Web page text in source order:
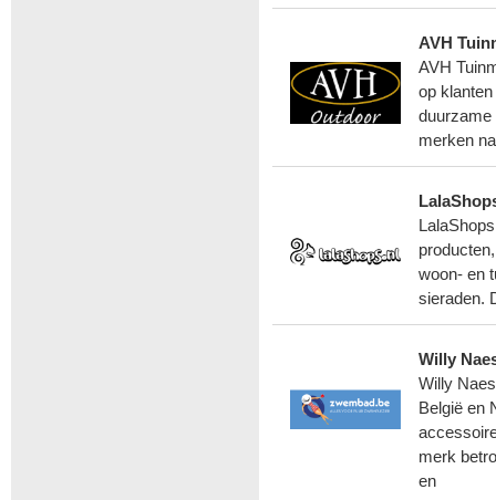
AVH
AVH
op
duurzame
merken
woon- en
sieraden.
Willy
Willy
België en
merk
en